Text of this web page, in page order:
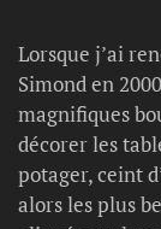
Lorsque j’ai
Simond en
magnifiques
décorer les
potager, ceint
alors les plus